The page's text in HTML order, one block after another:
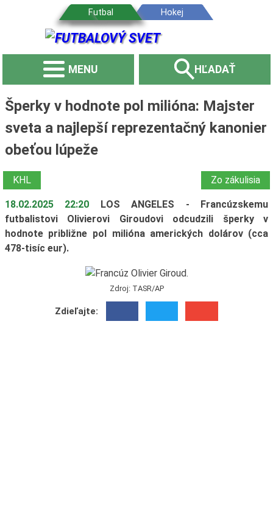
MENU HĽADAŤ
Šperky v hodnote pol milióna: Majster
sveta a najlepší reprezentačný kanonier
obeťou lúpeže
KHL Zo zákulisia
18.02.2025 22:20
LOS ANGELES - Francúzskemu
futbalistovi Olivierovi Giroudovi odcudzili šperky v
hodnote približne pol milióna amerických dolárov (cca
478-tisíc eur).
Zdroj: TASR/AP
Zdieľajte: